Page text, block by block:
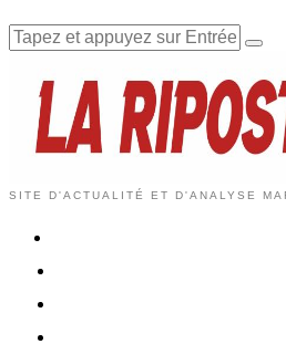
SITE D'ACTUALITÉ ET D'ANALYSE